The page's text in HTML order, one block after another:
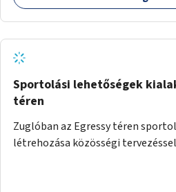
Sportolási lehetőségek
téren
Zuglóban az Egressy téren
létrehozása közösségi